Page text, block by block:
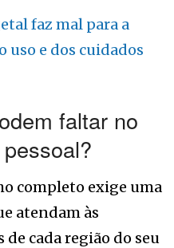
faz mal para a
uso e dos cuidados
faltar no
completo exige uma
atendam às
de cada região do seu